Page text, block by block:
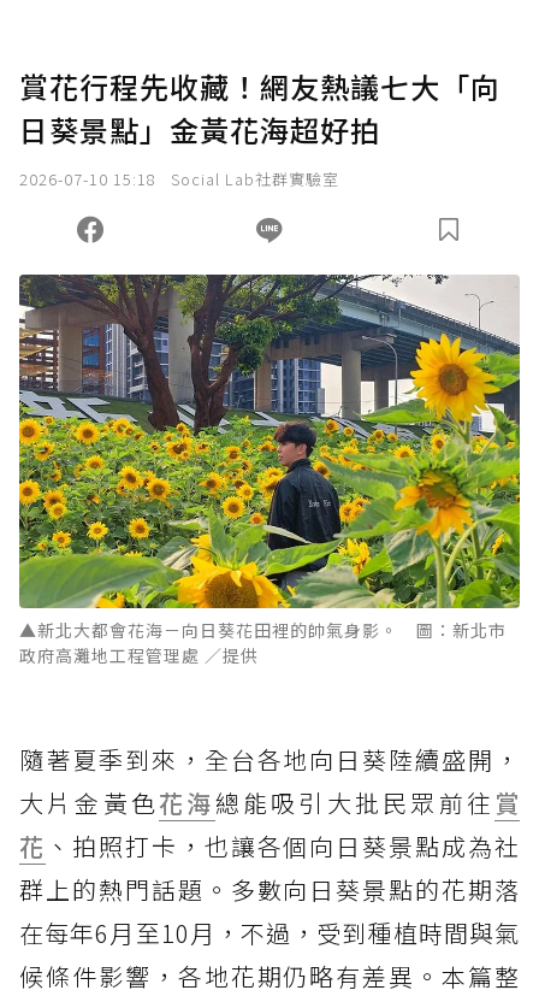
賞花行程先收藏！網友熱議七大「向
日葵景點」金黃花海超好拍
2026-07-10 15:18 Social Lab社群實驗室
▲新北大都會花海－向日葵花田裡的帥氣身影。 圖：新北市
政府高灘地工程管理處 ／提供
隨著夏季到來，全台各地向日葵陸續盛開，
大片金黃色花海總能吸引大批民眾前往 賞
花 、拍照打卡，也讓各個向日葵景點成為社
群上的熱門話題。多數向日葵景點的花期落
在每年6月至10月，不過，受到種植時間與氣
候條件影響，各地花期仍略有差異。本篇整